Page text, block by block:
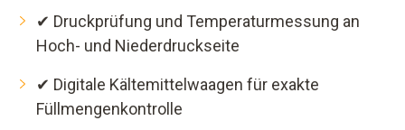
✔ Druckprüfung und Temperaturmessung an
Hoch- und Niederdruckseite
✔ Digitale Kältemittelwaagen für exakte
Füllmengenkontrolle